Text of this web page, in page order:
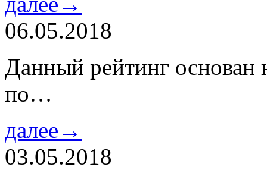
06.05.2018
Данный рейтинг основан
по…
далее→
03.05.2018